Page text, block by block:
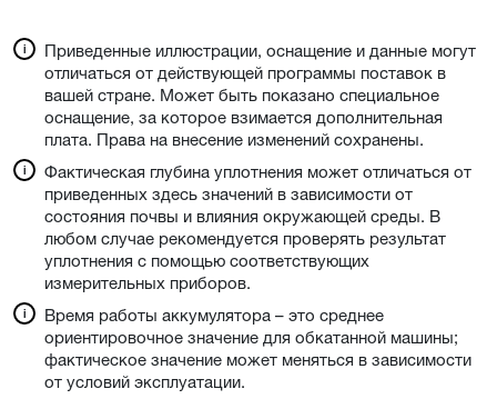
Приведенные иллюстрации, оснащение и данные могут
отличаться от действующей программы поставок в
вашей стране. Может быть показано специальное
оснащение, за которое взимается дополнительная
плата. Права на внесение изменений сохранены.
Фактическая глубина уплотнения может отличаться от
приведенных здесь значений в зависимости от
состояния почвы и влияния окружающей среды. В
любом случае рекомендуется проверять результат
уплотнения с помощью соответствующих
измерительных приборов.
Время работы аккумулятора – это среднее
ориентировочное значение для обкатанной машины;
фактическое значение может меняться в зависимости
от условий эксплуатации.